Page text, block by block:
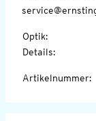
Optik:
Details:
Artikelnummer: